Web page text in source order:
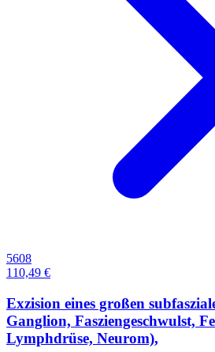
5608
110,49 €
Exzision eines großen
Ganglion, Fasziengeschwulst,
Lymphdrüse, Neurom),